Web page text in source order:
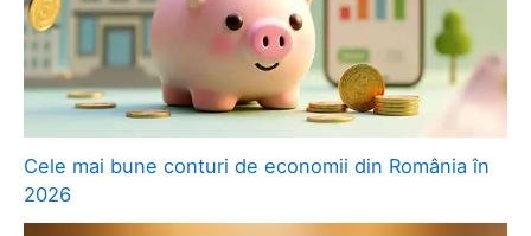
Cele mai bune conturi de economii din România în
2026